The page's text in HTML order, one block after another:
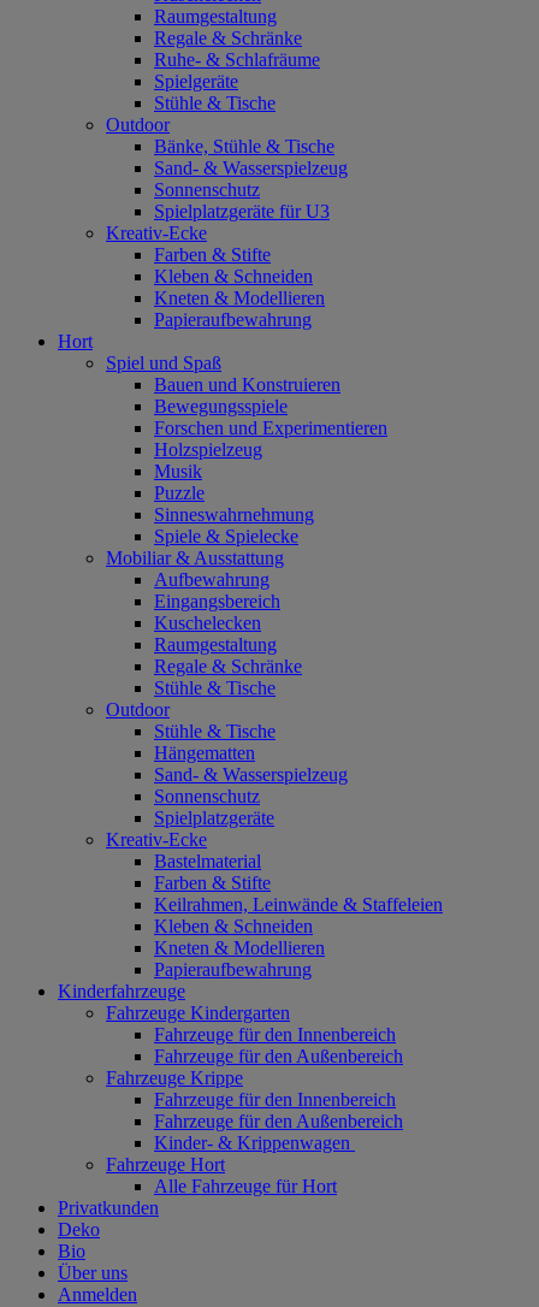
Raumgestaltung
Regale & Schränke
Ruhe- & Schlafräume
Spielgeräte
Stühle & Tische
Outdoor
Bänke, Stühle & Tische
Sand- & Wasserspielzeug
Sonnenschutz
Spielplatzgeräte für U3
Kreativ-Ecke
Farben & Stifte
Kleben & Schneiden
Kneten & Modellieren
Papieraufbewahrung
Hort
Spiel und Spaß
Bauen und Konstruieren
Bewegungsspiele
Forschen und Experimentieren
Holzspielzeug
Musik
Puzzle
Sinneswahrnehmung
Spiele & Spielecke
Mobiliar & Ausstattung
Aufbewahrung
Eingangsbereich
Kuschelecken
Raumgestaltung
Regale & Schränke
Stühle & Tische
Outdoor
Stühle & Tische
Hängematten
Sand- & Wasserspielzeug
Sonnenschutz
Spielplatzgeräte
Kreativ-Ecke
Bastelmaterial
Farben & Stifte
Keilrahmen, Leinwände & Staffeleien
Kleben & Schneiden
Kneten & Modellieren
Papieraufbewahrung
Kinderfahrzeuge
Fahrzeuge Kindergarten
Fahrzeuge für den Innenbereich
Fahrzeuge für den Außenbereich
Fahrzeuge Krippe
Fahrzeuge für den Innenbereich
Fahrzeuge für den Außenbereich
Kinder- & Krippenwagen
Fahrzeuge Hort
Alle Fahrzeuge für Hort
Privatkunden
Deko
Bio
Über uns
Anmelden